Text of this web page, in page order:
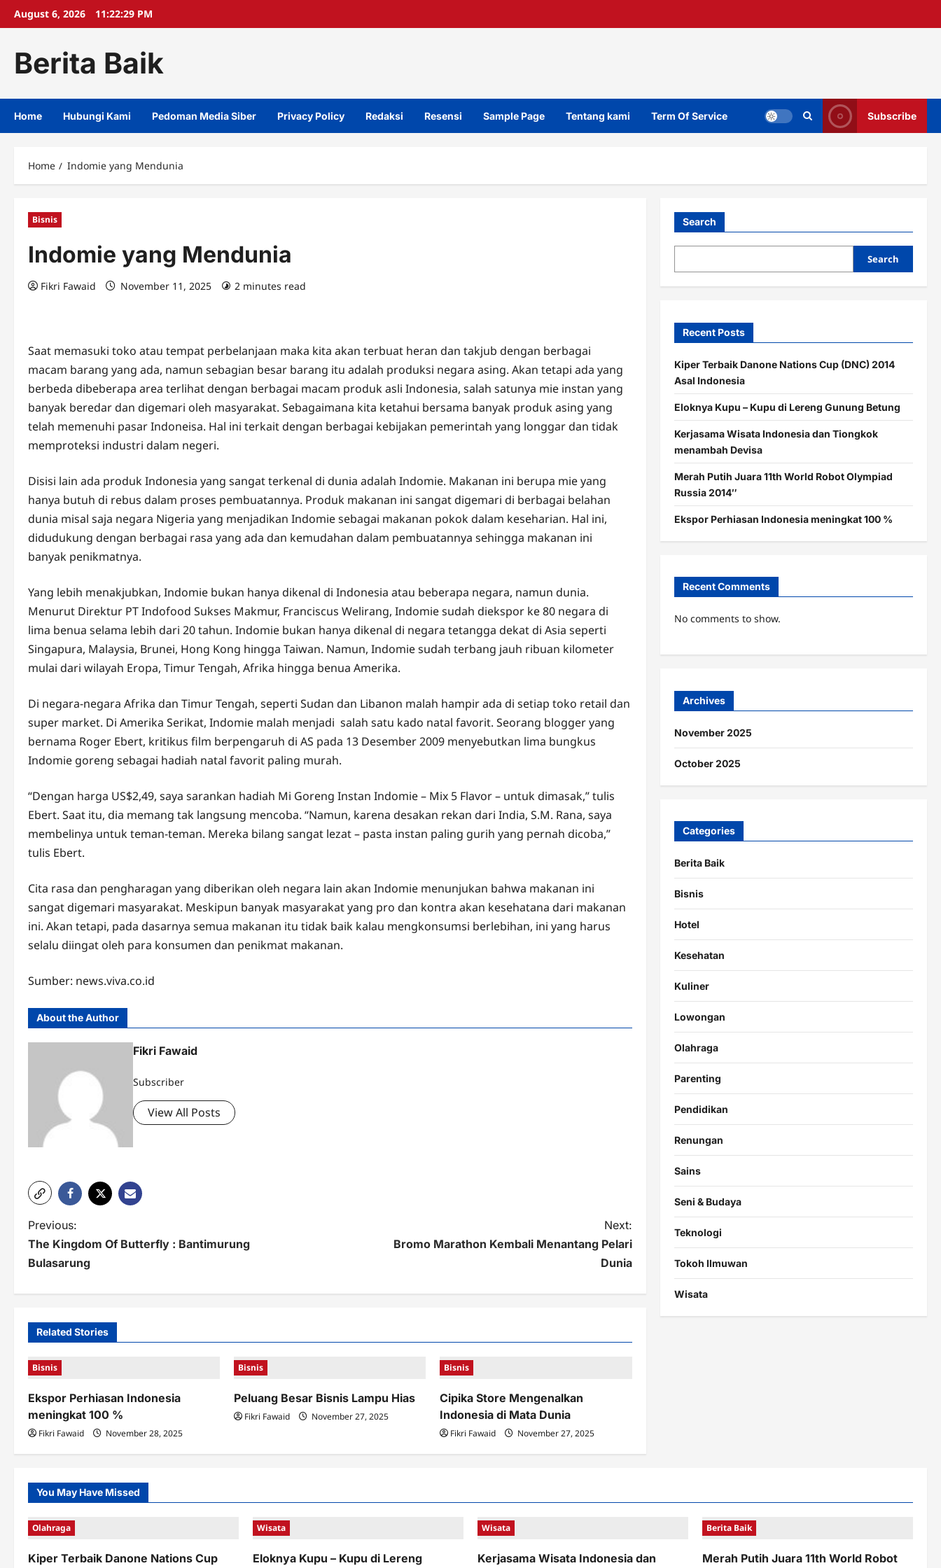
SkipAugust 6, 2026 11:22:30 PM
Berita Baik
Home Hubungi Kami Pedoman Media Siber Privacy Policy Redaksi Resensi Sample Page Tentang kami Term Of Service Subscribe
Home Indomie yang Mendunia
Bisnis
Indomie yang Mendunia
Fikri Fawaid November 11, 2025 2 minutes read
Saat memasuki toko atau tempat perbelanjaan maka kita akan terbuat heran dan takjub dengan berbagai
macam barang yang ada, namun sebagian besar barang itu adalah produksi negara asing. Akan tetapi ada yang
berbeda dibeberapa area terlihat dengan berbagai macam produk asli Indonesia, salah satunya mie instan yang
banyak beredar dan digemari oleh masyarakat. Sebagaimana kita ketahui bersama banyak produk asing yang
telah memenuhi pasar Indoneisa. Hal ini terkait dengan berbagai kebijakan pemerintah yang longgar dan tidak
memproteksi industri dalam negeri.
Disisi lain ada produk Indonesia yang sangat terkenal di dunia adalah Indomie. Makanan ini berupa mie yang
hanya butuh di rebus dalam proses pembuatannya. Produk makanan ini sangat digemari di berbagai belahan
dunia misal saja negara Nigeria yang menjadikan Indomie sebagai makanan pokok dalam keseharian. Hal ini,
didudukung dengan berbagai rasa yang ada dan kemudahan dalam pembuatannya sehingga makanan ini
banyak penikmatnya.
Yang lebih menakjubkan, Indomie bukan hanya dikenal di Indonesia atau beberapa negara, namun dunia.
Menurut Direktur PT Indofood Sukses Makmur, Franciscus Welirang, Indomie sudah diekspor ke 80 negara di
lima benua selama lebih dari 20 tahun. Indomie bukan hanya dikenal di negara tetangga dekat di Asia seperti
Singapura, Malaysia, Brunei, Hong Kong hingga Taiwan. Namun, Indomie sudah terbang jauh ribuan kilometer
mulai dari wilayah Eropa, Timur Tengah, Afrika hingga benua Amerika.
Di negara-negara Afrika dan Timur Tengah, seperti Sudan dan Libanon malah hampir ada di setiap toko retail dan
super market. Di Amerika Serikat, Indomie malah menjadi salah satu kado natal favorit. Seorang blogger yang
bernama Roger Ebert, kritikus film berpengaruh di AS pada 13 Desember 2009 menyebutkan lima bungkus
Indomie goreng sebagai hadiah natal favorit paling murah.
“Dengan harga US$2,49, saya sarankan hadiah Mi Goreng Instan Indomie – Mix 5 Flavor – untuk dimasak,” tulis
Ebert. Saat itu, dia memang tak langsung mencoba. “Namun, karena desakan rekan dari India, S.M. Rana, saya
membelinya untuk teman-teman. Mereka bilang sangat lezat – pasta instan paling gurih yang pernah dicoba,”
tulis Ebert.
Cita rasa dan pengharagan yang diberikan oleh negara lain akan Indomie menunjukan bahwa makanan ini
sangat digemari masyarakat. Meskipun banyak masyarakat yang pro dan kontra akan kesehatana dari makanan
ini. Akan tetapi, pada dasarnya semua makanan itu tidak baik kalau mengkonsumsi berlebihan, ini yang harus
selalu diingat oleh para konsumen dan penikmat makanan.
Sumber: news.viva.co.id
About the Author
Fikri Fawaid
Subscriber
View All Posts
P
o
n
v
i
g
a
t
i
o
n
Previous:
The Kingdom Of Butterfly : Bantimurung
Bulasarung
Next:
Bromo Marathon Kembali Menantang Pelari
Dunia
Related Stories
Bisnis
Ekspor Perhiasan Indonesia
meningkat 100 %
Fikri Fawaid November 28, 2025
Bisnis
Peluang Besar Bisnis Lampu Hias
Fikri Fawaid November 27, 2025
Bisnis
Cipika Store Mengenalkan
Indonesia di Mata Dunia
Fikri Fawaid November 27, 2025
Search
Search
Recent Posts
Kiper Terbaik Danone Nations Cup (DNC) 2014
Asal Indonesia
Eloknya Kupu – Kupu di Lereng Gunung Betung
Kerjasama Wisata Indonesia dan Tiongkok
menambah Devisa
Merah Putih Juara 11th World Robot Olympiad
Russia 2014″
Ekspor Perhiasan Indonesia meningkat 100 %
Recent Comments
No comments to show.
Archives
November 2025
October 2025
Categories
Berita Baik
Bisnis
Hotel
Kesehatan
Kuliner
Lowongan
Olahraga
Parenting
Pendidikan
Renungan
Sains
Seni & Budaya
Teknologi
Tokoh Ilmuwan
Wisata
You May Have Missed
Olahraga
Kiper Terbaik Danone Nations Cup
Wisata
Eloknya Kupu – Kupu di Lereng
Wisata
Kerjasama Wisata Indonesia dan
Berita Baik
Merah Putih Juara 11th World Robot